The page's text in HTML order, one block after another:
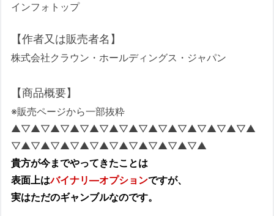
インフォトップ
【作者又は販売者名】
株式会社クラウン・ホールディングス・ジャパン
【商品概要】
※販売ページから一部抜粋
▲▽▲▽▲▽▲▽▲▽▲▽▲▽▲▽▲▽▲▽▲▽▲▽▲
▽▲▽▲▽▲▽▲▽▲▽▲▽▲▽▲▽▲▽▲
貴方が今までやってきたことは
表面上はバイナリ―オプションですが、
実はただのギャンブルなのです。